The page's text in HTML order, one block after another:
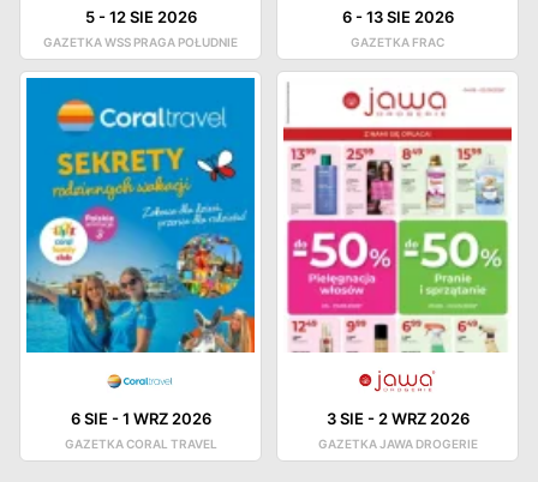
5-12 SIE 2026
GAZETKA WSS PRAGA POŁUDNIE
6-13 SIE 2026
GAZETKA FRAC
6 SIE -1 WRZ 2026
GAZETKA CORAL TRAVEL
3 SIE - 2 WRZ 2026
GAZETKA JAWA DROGERIE